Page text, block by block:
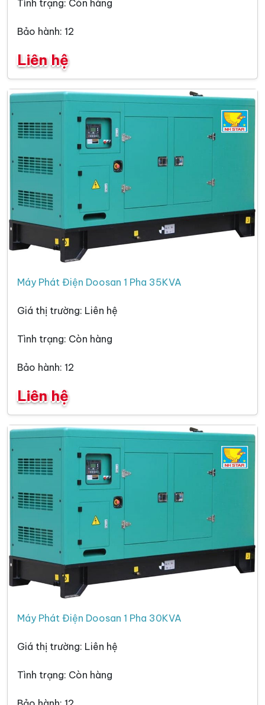
Tình trạng: Còn hàng
Bảo hành: 12
Liên hệ
Máy Phát Điện Doosan 1 Pha 35KVA
Giá thị trường: Liên hệ
Tình trạng: Còn hàng
Bảo hành: 12
Liên hệ
Máy Phát Điện Doosan 1 Pha 30KVA
Giá thị trường: Liên hệ
Tình trạng: Còn hàng